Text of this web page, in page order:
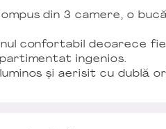
din 3 camere, o
confortabil deoarece
ingenios.
și aerisit cu dublă